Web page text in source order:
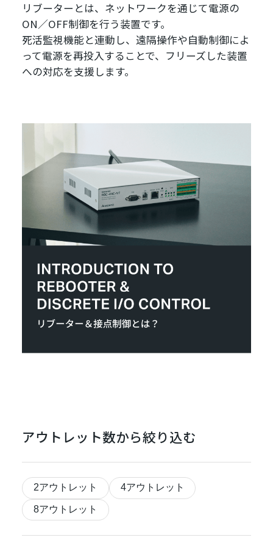
リブーターとは、ネットワークを通じて電源の
ON／OFF制御を行う装置です。
死活監視機能と連動し、遠隔操作や自動制御によ
って電源を再投入することで、フリーズした装置
への対応を支援します。
アウトレット数から絞り込む
2アウトレット 4アウトレット
8アウトレット